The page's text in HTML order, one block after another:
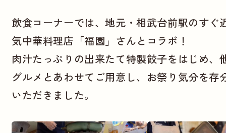
飲食コーナーでは、地元・相武台前駅のすぐ
気中華料理店「福園」さんとコラボ！
肉汁たっぷりの出来たて特製餃子をはじめ、
グルメとあわせてご用意し、お祭り気分を存
いただきました。